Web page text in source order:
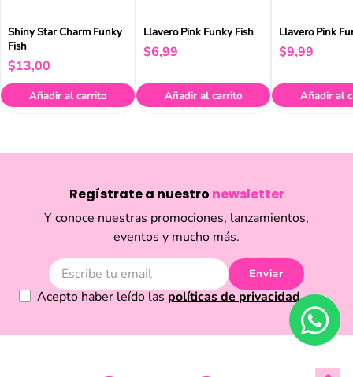
Shiny Star Charm Funky
Fish
$13,00
Añadir al carrito
Llavero Pink Funky Fish
$6,99
Añadir al carrito
Llavero Pink
$9,99
Añadir al
Regístrate a nuestro newsletter
Y conoce nuestras promociones, lanzamientos,
eventos y mucho más.
Enviar
Acepto haber leído las políticas de privacidad.